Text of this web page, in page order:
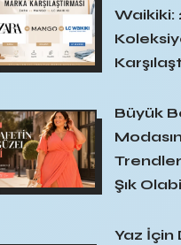
Waikiki:
Büyük
Şık
Yaz İçin